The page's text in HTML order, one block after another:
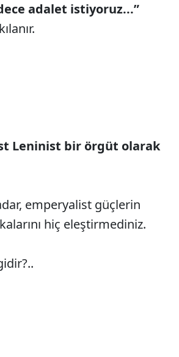
adalet istiyoruz...”
Leninist bir örgüt olarak
emperyalist güçlerin
hiç eleştirmediniz.